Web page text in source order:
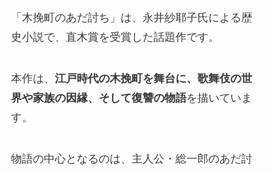
「木挽町のあだ討ち」は、永井紗耶子氏による歴
史小説で、直木賞を受賞した話題作です。
本作は、 江戸時代の木挽町を舞台に、歌舞伎の世
界や家族の因縁、そして復讐の物語を描いていま
す。
物語の中心となるのは、主人公・総一郎のあだ討